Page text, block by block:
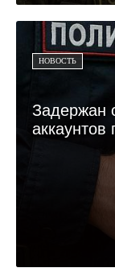
НОВОСТЬ
Задержан
аккаунтов